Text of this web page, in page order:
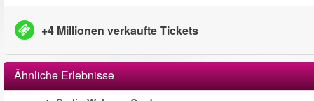
+4 Millionen verkaufte Tickets
Ähnliche Erlebnisse